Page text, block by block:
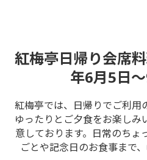
紅梅亭日帰り会席
年6月5日
紅梅亭では、日帰りでご利用
ゆったりとご夕食をお楽しみ
意しております。 日常のちょ
ごとや記念日のお食事まで